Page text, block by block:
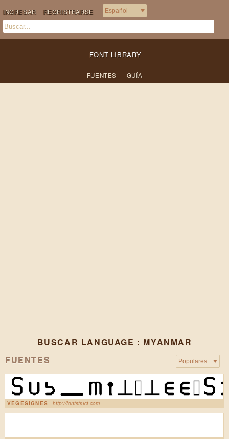
INGRESAR REGRISTRARSE
FONT LIBRARY
FUENTES GUÍA
BUSCAR LANGUAGE : MYANMAR
FUENTES
VEGESIGNES http://fontstruct.com